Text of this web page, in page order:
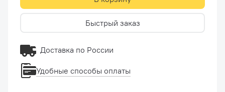
Быстрый заказ
Доставка по России
Удобные способы оплаты